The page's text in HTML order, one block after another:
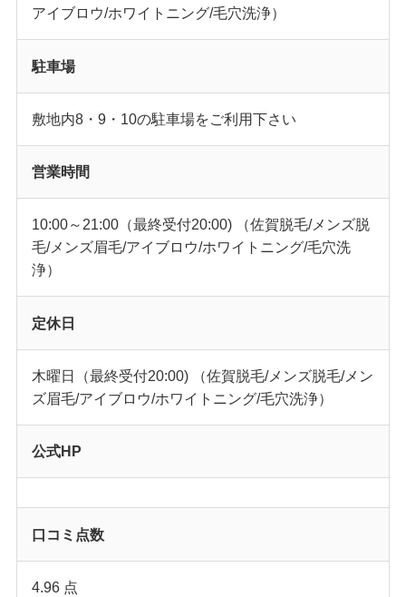
アイブロウ/ホワイトニング/毛穴洗浄）
駐車場
敷地内8・9・10の駐車場をご利用下さい
営業時間
10:00～21:00（最終受付20:00) （佐賀脱毛/メンズ脱
毛/メンズ眉毛/アイブロウ/ホワイトニング/毛穴洗
浄）
定休日
木曜日（最終受付20:00) （佐賀脱毛/メンズ脱毛/メン
ズ眉毛/アイブロウ/ホワイトニング/毛穴洗浄）
公式HP
口コミ点数
4.96 点